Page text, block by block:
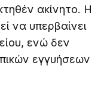
ακίνητο. Η
να υπερβαίνει
ενώ δεν
εγγυήσεων